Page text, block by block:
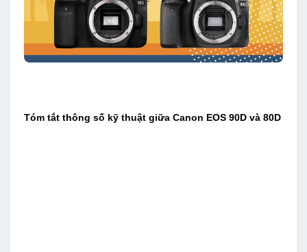
Tóm tắt thông số kỹ thuật giữa Canon EOS 90D và 80D